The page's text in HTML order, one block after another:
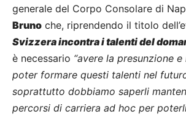
generale del Corpo Consolare di
Bruno che, riprendendo il titolo
Svizzera incontra i talenti del
è necessario “avere la presunzione
poter formare questi talenti nel
soprattutto dobbiamo saperli
percorsi di carriera ad hoc per